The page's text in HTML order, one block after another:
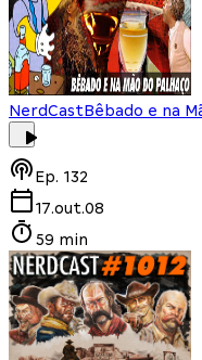
NerdCastBêbado e na
Ep. 132
17.out.08
59 min